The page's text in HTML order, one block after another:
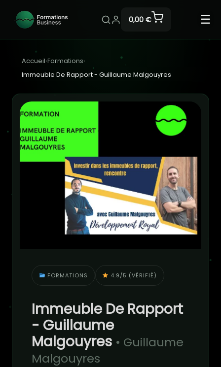
0,00 € ☰
Accueil›Formations›
Immeuble De Rapport - Guillaume Malgouyres
FORMATIONS 4.9/5 (VÉRIFIÉ)
Immeuble De Rapport
- Guillaume
Malgouyres • Guillaume
Malgouyres